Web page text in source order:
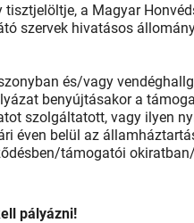
a Magyar
szervek hivatásos
és/vagy
benyújtásakor a
szolgáltatott, vagy ilyen
éven belül az
támogatói
pályázni!